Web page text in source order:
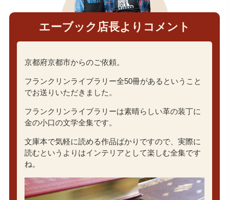
エーブック店長よりコメント
京都府京都市からのご依頼。
フランクリンライブラリー全50冊があるということ
でお送りいただきました。
フランクリンライブラリーは素晴らしい革の装丁に
金の小口の文学全集です。
文庫本で気軽に読める作品ばかりですので、実際に
読むというよりはインテリアとして楽しむ全集です
ね。